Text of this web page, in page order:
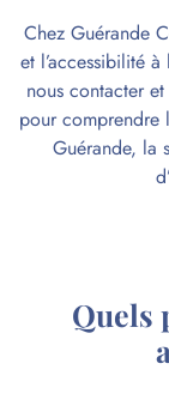
Chez Guérande
et l’accessibilité
nous contacter
pour comprendre
Guérande, la
Quels